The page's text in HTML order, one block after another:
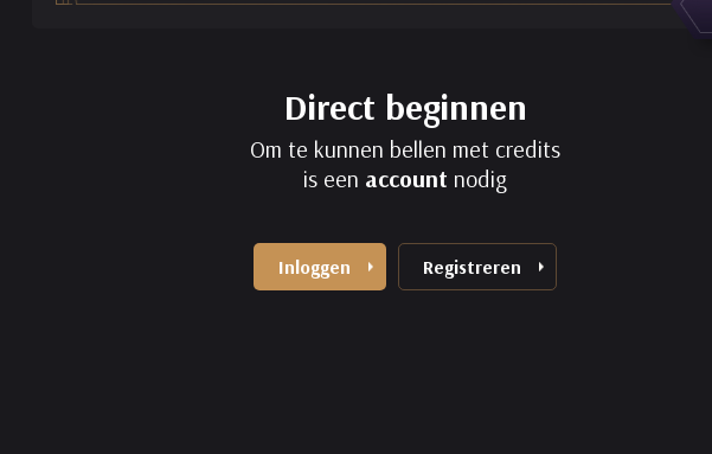
Direct beginnen
Om te kunnen bellen met credits
is een account nodig
Inloggen Registreren